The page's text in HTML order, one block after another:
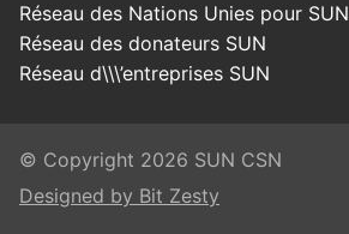
Réseau des Nations Unies pour SUN
Réseau des donateurs SUN
Réseau d\\\’entreprises SUN
© Copyright 2026 SUN CSN
Designed by Bit Zesty